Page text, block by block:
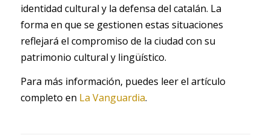
identidad cultural y la defensa del catalán. La
forma en que se gestionen estas situaciones
reflejará el compromiso de la ciudad con su
patrimonio cultural y lingüístico.
Para más información, puedes leer el artículo
completo en La Vanguardia.